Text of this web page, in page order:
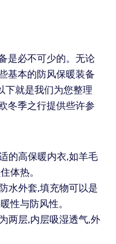
是必不可少的。无论
基本的防风保暖装备
下就是我们为您整理
冬季之行提供些许参
的高保暖内衣,如羊毛
体热。
水外套,填充物可以是
性与防风性。
两层,内层吸湿透气,外